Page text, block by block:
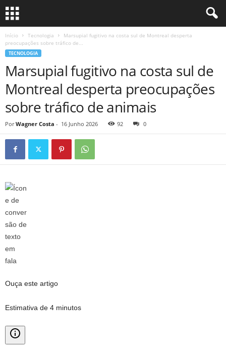
Início Tecnologia
Marsupial fugitivo na costa sul de Montreal desperta
preocupações sobre tráfico de...
TECNOLOGIA
Marsupial fugitivo na costa sul de
Montreal desperta preocupações
sobre tráfico de animais
Por Wagner Costa - 16 Junho 2026 92 0
Ouça este artigo
Estimativa de 4 minutos